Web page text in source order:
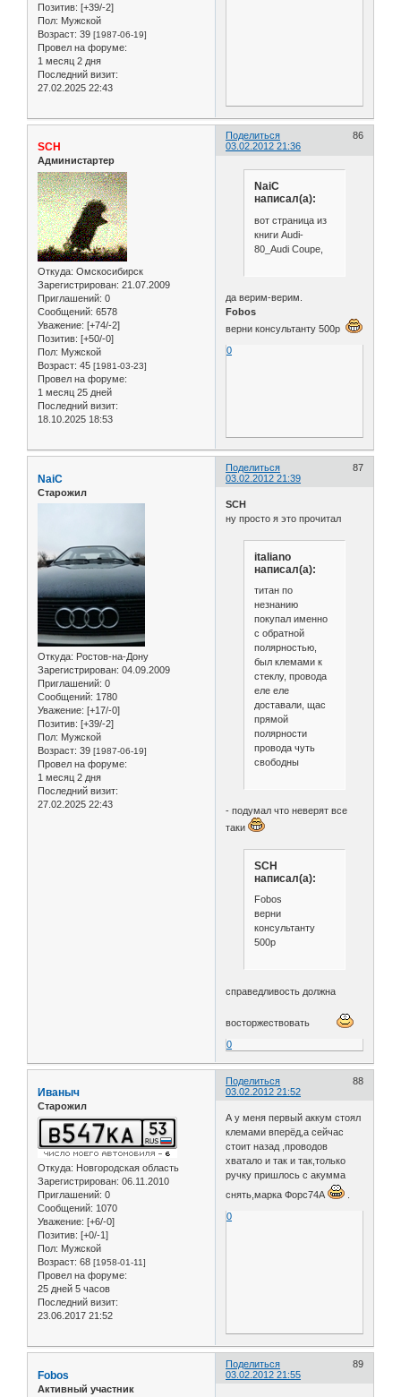
Позитив: [+39/-2]
Пол: Мужской
Возраст: 39 [1987-06-19]
Провел на форуме:
1 месяц 2 дня
Последний визит:
27.02.2025 22:43
Поделиться
86
03.02.2012 21:36
SCH
Администартер
Откуда: Омскосибирск
Зарегистрирован: 21.07.2009
Приглашений: 0
Сообщений: 6578
Уважение: [+74/-2]
Позитив: [+50/-0]
Пол: Мужской
Возраст: 45 [1981-03-23]
Провел на форуме:
1 месяц 25 дней
Последний визит:
18.10.2025 18:53
NaiC
написал(а):
вот страница из
книги Audi-
80_Audi Coupe,
да верим-верим.
Fobos
верни консультанту 500р
0
Поделиться
87
03.02.2012 21:39
NaiC
Старожил
Откуда: Ростов-на-Дону
Зарегистрирован: 04.09.2009
Приглашений: 0
Сообщений: 1780
Уважение: [+17/-0]
Позитив: [+39/-2]
Пол: Мужской
Возраст: 39 [1987-06-19]
Провел на форуме:
1 месяц 2 дня
Последний визит:
27.02.2025 22:43
SCH
ну просто я это прочитал
italiano
написал(а):
титан по
незнанию
покупал именно
с обратной
полярностью,
был клемами к
стеклу, провода
еле еле
доставали, щас
прямой
полярности
провода чуть
свободны
- подумал что неверят все
таки
SCH
написал(а):
Fobos
верни
консультанту
500р
справедливость должна
восторжествовать
0
Поделиться
88
03.02.2012 21:52
Иваныч
Старожил
Откуда: Новгородская область
Зарегистрирован: 06.11.2010
Приглашений: 0
Сообщений: 1070
Уважение: [+6/-0]
Позитив: [+0/-1]
Пол: Мужской
Возраст: 68 [1958-01-11]
Провел на форуме:
25 дней 5 часов
Последний визит:
23.06.2017 21:52
А у меня первый аккум стоял
клемами вперёд,а сейчас
стоит назад ,проводов
хватало и так и так,только
ручку пришлось с акумма
снять,марка Форс74А
0
Поделиться
89
03.02.2012 21:55
Fobos
Активный участник